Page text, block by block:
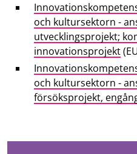
och kultursektorn -
utvecklingsprojekt;
innovationsprojekt
och kultursektorn -
försöksprojekt,